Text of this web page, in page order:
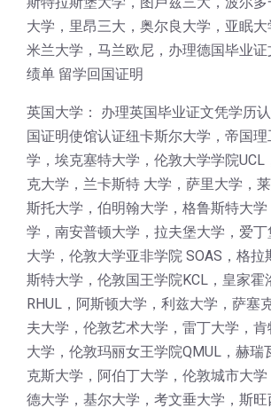
大学，里昂三大，奥尔良大学，亚眠大
米兰大学，马兰欧尼，办理德国毕业
绩单 留学回国证明
英国大学： 办理英国毕业证文凭学历
国证明使馆认证纽卡斯尔大学，帝国
学，埃克塞特大学，伦敦大学学院UCL
克大学，兰卡斯特 大学，萨里大学，
斯托大学，伯明翰大学，格鲁斯特大
学，南安普顿大学，拉夫堡大学，爱
大学，伦敦大学亚非学院 SOAS，格拉
斯特大学，伦敦国王学院KCL，皇家霍
RHUL，阿斯顿大学，利兹大学，萨塞
夫大学，伦敦艺术大学，雷丁大学，
大学，伦敦玛丽女王学院QMUL，赫瑞
克斯大学，阿伯丁大学，伦敦城市大
德大学，基尔大学，考文垂大学，斯